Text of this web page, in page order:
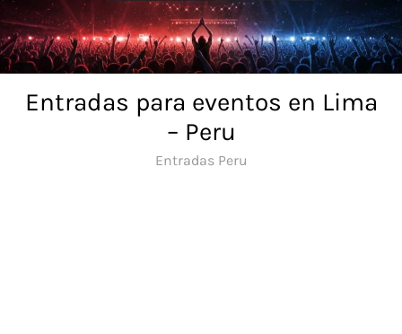
Skip
to
content
Entradas para eventos en Lima
– Peru
Entradas Peru